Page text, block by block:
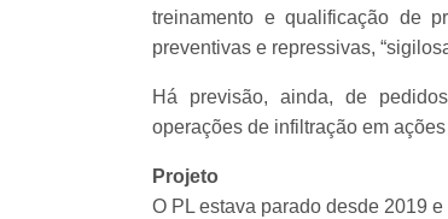
treinamento e qualificação de
preventivas e repressivas,
Há previsão, ainda, de
operações de infiltração em
Projeto
O PL estava parado desde 2019